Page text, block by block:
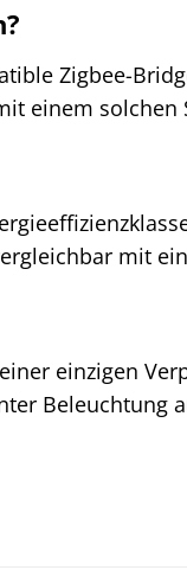
Zigbee-
einem solchen
mit
einzigen
Beleuchtung